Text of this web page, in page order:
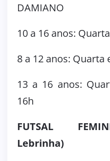
DAMIANO
10 a 16 anos:
8 a 12 anos: Quarta
13 a 16 anos:
16h
FUTSAL
Lebrinha)